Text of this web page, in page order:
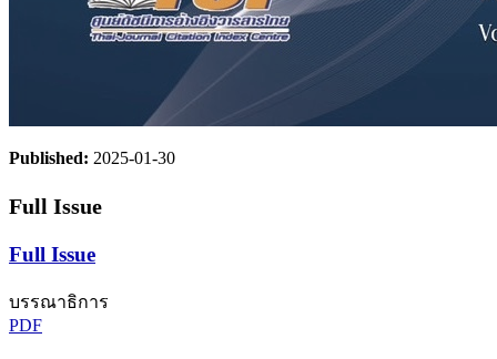
Published: 2025-01-30
Full Issue
Full Issue
บรรณาธิการ
PDF